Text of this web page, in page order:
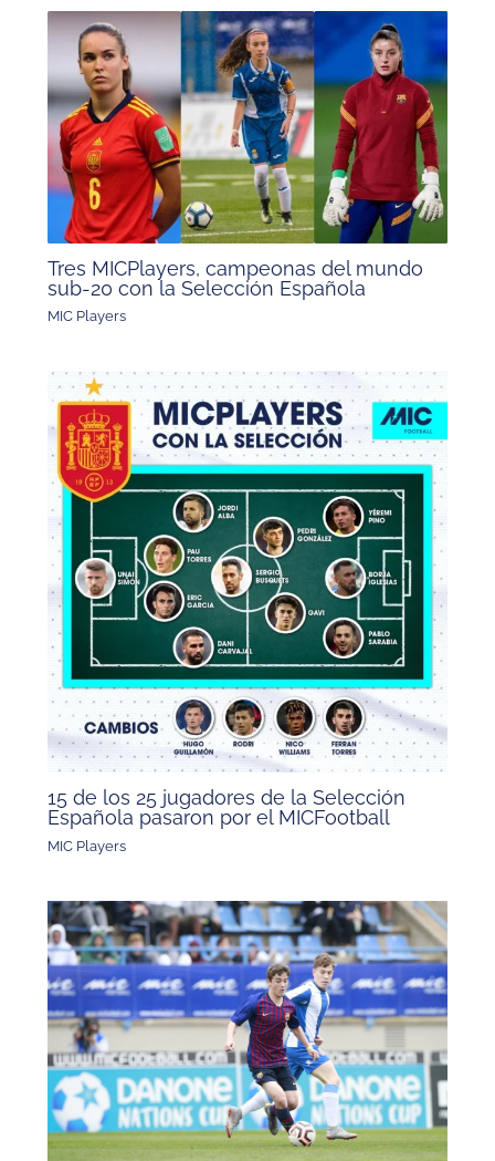
Tres MICPlayers, campeonas del mundo
sub-20 con la Selección Española
MIC Players
15 de los 25 jugadores de la Selección
Española pasaron por el MICFootball
MIC Players